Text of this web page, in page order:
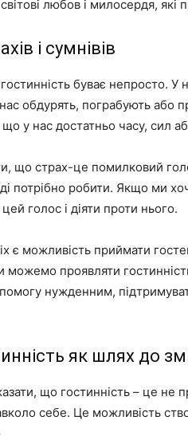
любов і милосердя, які
і сумнівів
буває непросто. У
обдурять, пограбують або
у нас достатньо часу, сил
що страх-це помилковий
потрібно робити. Якщо ми
голос і діяти проти нього.
є можливість приймати
можемо проявляти
нужденним,
як шлях до
що гостинність – це
себе. Це можливість